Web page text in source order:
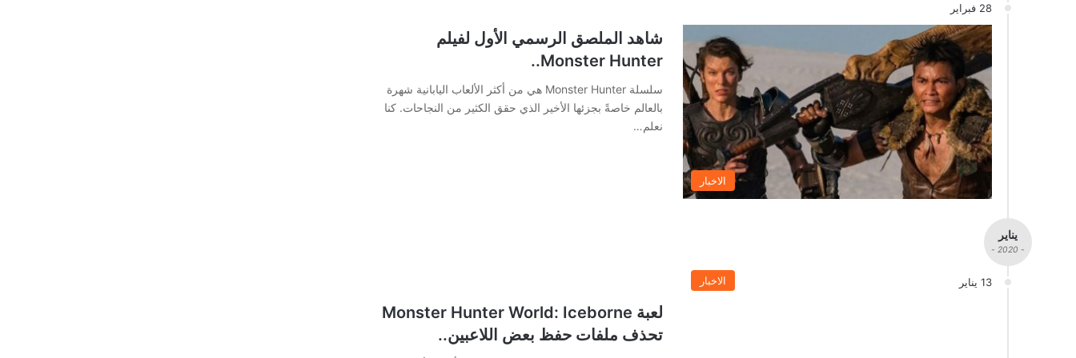
28 فبراير
الاخبار
شاهد الملصق الرسمي الأول لفيلم
Monster Hunter..
سلسلة Monster Hunter هي من أكثر الألعاب اليابانية شهرة
بالعالم خاصةً بجزئها الأخير الذي حقق الكثير من النجاحات. كنا
نعلم…
يناير
- 2020 -
13 يناير الاخبار
لعبة Monster Hunter World: Iceborne
تحذف ملفات حفظ بعض اللاعبين..